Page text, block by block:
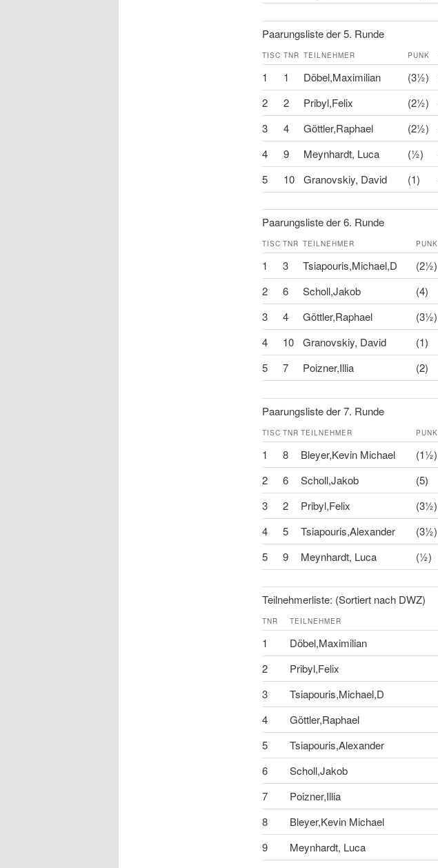
Paarungsliste der 5. Runde
TISC TNR TEILNEHMER PUNK
1 1 Döbel,Maximilian (3½)
2
2 Pribyl,Felix (2½)
3
4 Göttler,Raphael (2½)
4
9 Meynhardt, Luca (½)
5
10 Granovskiy, David (1)
Paarungsliste der 6. Runde
TISC TNR TEILNEHMER PUNK
1 3 Tsiapouris,Michael,D (2½)
2
6 Scholl,Jakob (4)
3
4 Göttler,Raphael (3½)
4
10 Granovskiy, David (1)
5
7 Poizner,Illia (2)
Paarungsliste der 7. Runde
TISC TNR TEILNEHMER PUNK
1 8 Bleyer,Kevin Michael (1½)
2
6 Scholl,Jakob (5)
3
2 Pribyl,Felix (3½)
4
5 Tsiapouris,Alexander (3½)
5
9 Meynhardt, Luca (½)
Teilnehmerliste: (Sortiert nach DWZ)
TNR TEILNEHMER
1 Döbel,Maximilian
2
Pribyl,Felix
3
Tsiapouris,Michael,D
4
Göttler,Raphael
5
Tsiapouris,Alexander
6
Scholl,Jakob
7
Poizner,Illia
8
Bleyer,Kevin Michael
9
Meynhardt, Luca